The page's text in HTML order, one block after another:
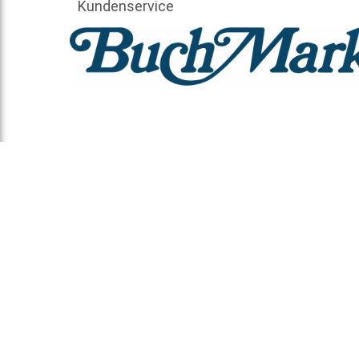
Kundenservice